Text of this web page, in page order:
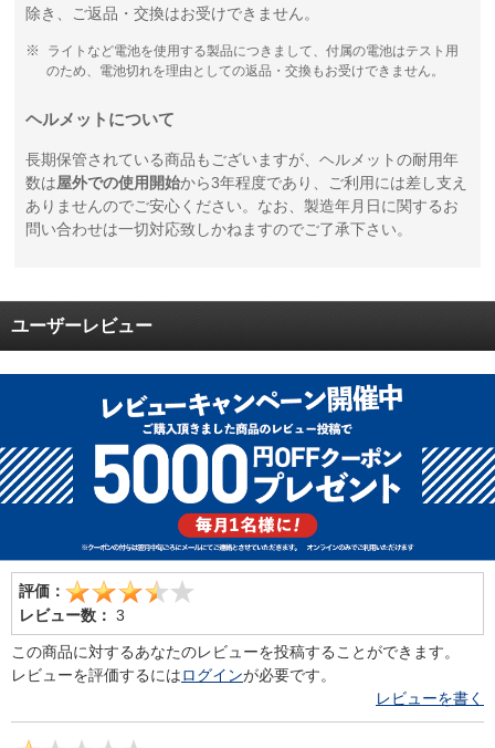
除き、ご返品・交換はお受けできません。
ライトなど電池を使用する製品につきまして、付属の電池はテスト用
のため、電池切れを理由としての返品・交換もお受けできません。
ヘルメットについて
長期保管されている商品もございますが、ヘルメットの耐用年
数は屋外での使用開始から3年程度であり、ご利用には差し支え
ありませんのでご安心ください。なお、製造年月日に関するお
問い合わせは一切対応致しかねますのでご了承下さい。
ユーザーレビュー
評価：
レビュー数： 3
この商品に対するあなたのレビューを投稿することができます。
レビューを評価するにはログインが必要です。
レビューを書く